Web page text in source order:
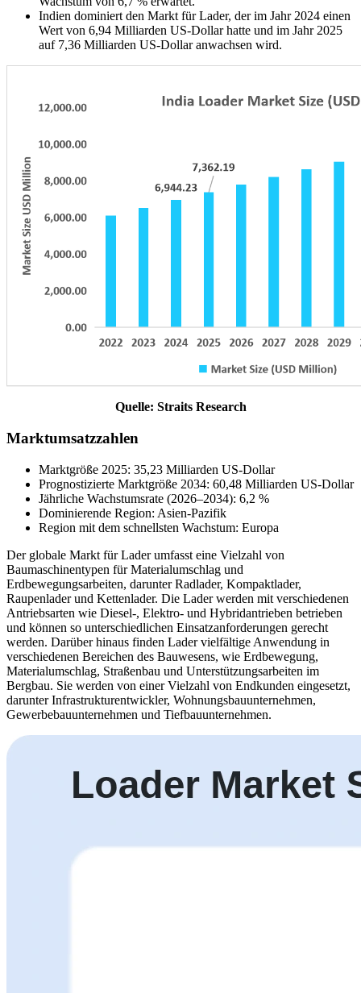
Indien dominiert den Markt für Lader, der im Jahr 2024 einen
Wert von 6,94 Milliarden US-Dollar hatte und im Jahr 2025
auf 7,36 Milliarden US-Dollar anwachsen wird.
Quelle: Straits Research
Marktumsatzzahlen
Marktgröße 2025: 35,23 Milliarden US-Dollar
Prognostizierte Marktgröße 2034: 60,48 Milliarden US-Dollar
Jährliche Wachstumsrate (2026–2034): 6,2 %
Dominierende Region: Asien-Pazifik
Region mit dem schnellsten Wachstum: Europa
Der globale Markt für Lader umfasst eine Vielzahl von
Baumaschinentypen für Materialumschlag und
Erdbewegungsarbeiten, darunter Radlader, Kompaktlader,
Raupenlader und Kettenlader. Die Lader werden mit verschiedenen
Antriebsarten wie Diesel-, Elektro- und Hybridantrieben betrieben
und können so unterschiedlichen Einsatzanforderungen gerecht
werden. Darüber hinaus finden Lader vielfältige Anwendung in
verschiedenen Bereichen des Bauwesens, wie Erdbewegung,
Materialumschlag, Straßenbau und Unterstützungsarbeiten im
Bergbau. Sie werden von einer Vielzahl von Endkunden eingesetzt,
darunter Infrastrukturentwickler, Wohnungsbauunternehmen,
Gewerbebauunternehmen und Tiefbauunternehmen.